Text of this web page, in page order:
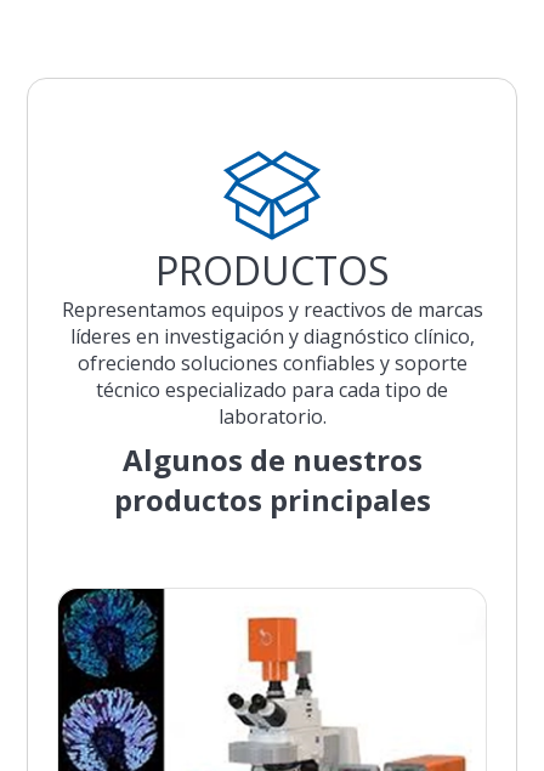
PRODUCTOS
Representamos equipos y reactivos de marcas
líderes en investigación y diagnóstico clínico,
ofreciendo soluciones confiables y soporte
técnico especializado para cada tipo de
laboratorio.
Algunos de nuestros
productos principales